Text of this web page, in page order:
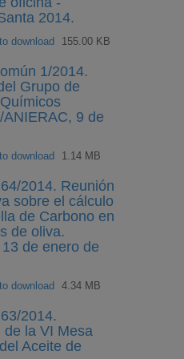
2014.
download
155.00 KB
1/2014.
Grupo de
ANIERAC, 9 de
download
1.14 MB
2014. Reunión
sobre el cálculo
de Carbono en
de oliva.
de enero de
download
4.34 MB
2014.
de la VI Mesa
Aceite de